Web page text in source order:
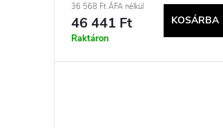
33×29×40 cm
36 568 Ft ÁFA nélkül
46 441 Ft
Raktáron
KOSÁRBA